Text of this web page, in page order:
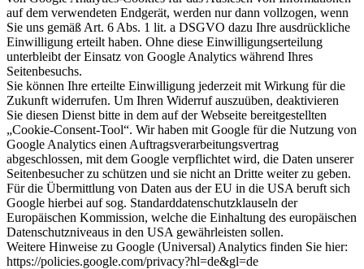
auf dem verwendeten Endgerät, werden nur dann vollzogen, wenn
Sie uns gemäß Art. 6 Abs. 1 lit. a DSGVO dazu Ihre ausdrückliche
Einwilligung erteilt haben. Ohne diese Einwilligungserteilung
unterbleibt der Einsatz von Google Analytics während Ihres
Seitenbesuchs.
Sie können Ihre erteilte Einwilligung jederzeit mit Wirkung für die
Zukunft widerrufen. Um Ihren Widerruf auszuüben, deaktivieren
Sie diesen Dienst bitte in dem auf der Webseite bereitgestellten
„Cookie-Consent-Tool“. Wir haben mit Google für die Nutzung von
Google Analytics einen Auftragsverarbeitungsvertrag
abgeschlossen, mit dem Google verpflichtet wird, die Daten unserer
Seitenbesucher zu schützen und sie nicht an Dritte weiter zu geben.
Für die Übermittlung von Daten aus der EU in die USA beruft sich
Google hierbei auf sog. Standarddatenschutzklauseln der
Europäischen Kommission, welche die Einhaltung des europäischen
Datenschutzniveaus in den USA gewährleisten sollen.
Weitere Hinweise zu Google (Universal) Analytics finden Sie hier:
https://policies.google.com/privacy?hl=de&gl=de